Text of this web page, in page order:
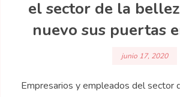
el sector de la
nuevo sus puertas
junio 17, 2020
Empresarios y empleados del sector